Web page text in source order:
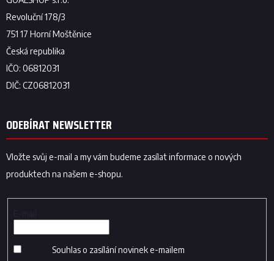
ODEBÍRAT NEWSLETTER
Vložte svůj e-mail a my vám budeme zasílat informace o nových
produktech na našem e-shopu.
Souhlas o zasílání novinek e-mailem